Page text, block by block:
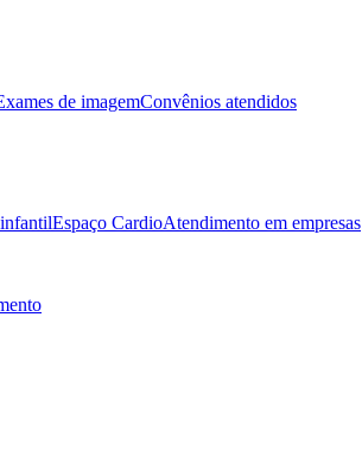
de imagemConvênios atendidos
Espaço CardioAtendimento em empresas